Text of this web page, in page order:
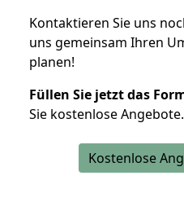
Kontaktieren Sie uns
uns gemeinsam Ihren
planen!
Füllen Sie jetzt das
Sie kostenlose Angebote.
Kostenlose